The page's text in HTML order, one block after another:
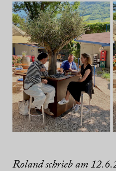
Roland schrieb am